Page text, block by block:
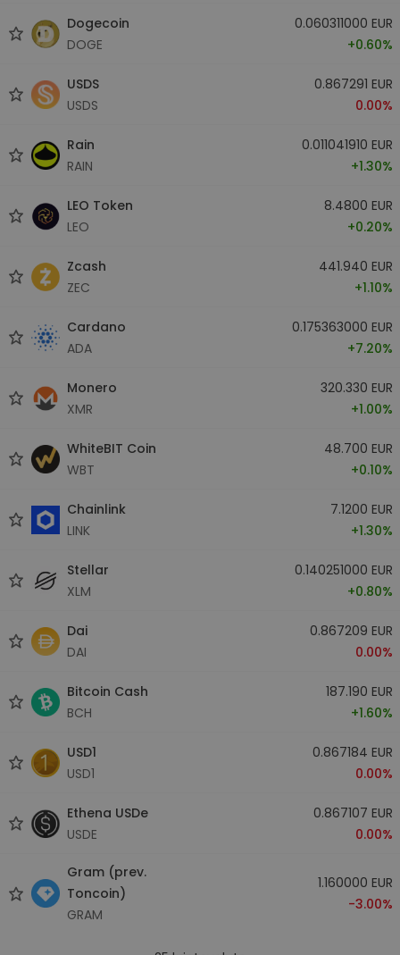
Dogecoin
DOGE
0.060311000 EUR
+0.60%
USDS
USDS
0.867291 EUR
0.00%
Rain
RAIN
0.011041910 EUR
+1.30%
LEO Token
LEO
8.4800 EUR
+0.20%
Zcash
ZEC
441.940 EUR
+1.10%
Cardano
ADA
0.175363000 EUR
+7.20%
Monero
XMR
320.330 EUR
+1.00%
WhiteBIT Coin
WBT
48.700 EUR
+0.10%
Chainlink
LINK
7.1200 EUR
+1.30%
Stellar
XLM
0.140251000 EUR
+0.80%
Dai
DAI
0.867209 EUR
0.00%
Bitcoin Cash
BCH
187.190 EUR
+1.60%
USD1
USD1
0.867184 EUR
0.00%
Ethena USDe
USDE
0.867107 EUR
0.00%
Gram (prev.
Toncoin)
GRAM
1.160000 EUR
-3.00%